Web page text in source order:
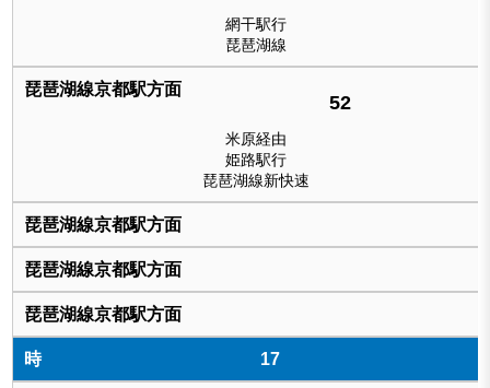
網干駅行
琵琶湖線
52
米原経由
姫路駅行
琵琶湖線新快速
17